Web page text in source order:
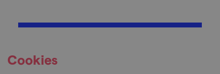
Cookies